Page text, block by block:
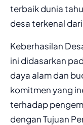
terbaik dunia
desa terkenal
Keberhasilan
ini didasarkan
daya alam dan
komitmen yang
terhadap
dengan Tujuan